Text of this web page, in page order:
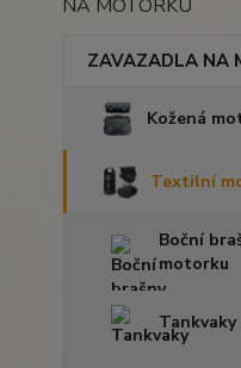
NA MOTORKU
ZAVAZADLA NA
Kožená
Textilní
Boční
motorku